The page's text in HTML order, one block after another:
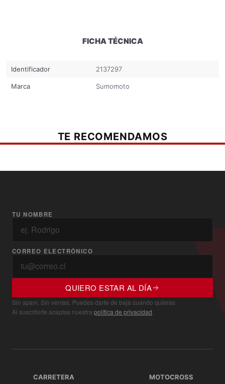
FICHA TÉCNICA
Identificador 2137297
Marca Sumomoto
TE RECOMENDAMOS
TU NOMBRE
CORREO ELECTRÓNICO
QUIERO ESTAR AL DÍA
Sin spam. Sin ventas. Puedes darte de baja cuando quieras.
Al suscribirte aceptas nuestra política de privacidad
CARRETERA MOTOCROSS